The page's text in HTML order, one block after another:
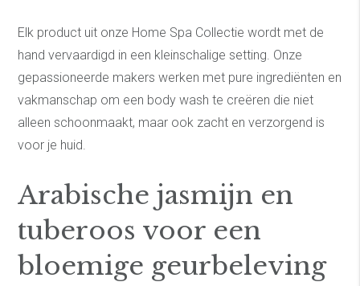
Elk product uit onze Home Spa Collectie wordt met de
hand vervaardigd in een kleinschalige setting. Onze
gepassioneerde makers werken met pure ingrediënten en
vakmanschap om een body wash te creëren die niet
alleen schoonmaakt, maar ook zacht en verzorgend is
voor je huid.
Arabische jasmijn en
tuberoos voor een
bloemige geurbeleving